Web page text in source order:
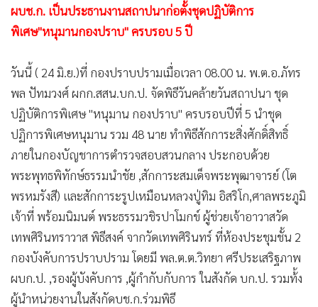
• จีน
• ชุมชน-คุณภาพชีวิต
• Motoring
• เกม
• วิทยาศาสตร์
• SMEs
• หุ้น
• อินโดจีน
• กองทุนรวม
• Celeb Online
Factcheck
ญี่ปุ่น
• News1
ผบช.ก. เป็นประธานงานสถาปนาก่อตั้งชุดปฏิบัติการ
พิเศษ"หนุมานกองปราบ" ครบรอบ 5 ปี
วันนี้ ( 24 มิ.ย.)ที่ กองปราบปรามเมื่อเวลา 08.00 น. พ.ต.อ.ภัทร
พล ปัทมวงศ์ ผกก.สสน.บก.ป. จัดพิธีวันคล้ายวันสถาปนา ชุด
ปฏิบัติการพิเศษ "หนุมาน กองปราบ" ครบรอบปีที่ 5 นำชุด
ปฏิการพิเศษหนุมาน รวม 48 นาย ทำพิธีสักการะสิ่งศักดิ์สิทธิ์
ภายในกองบัญชาการตำรวจสอบสวนกลาง ประกอบด้วย
พระพุทธพิทักษ์ธรรมนำชัย ,สักการะสมเด็จพระพุฒาจารย์ (โต
พรหมรังสี) และสักการะรูปเหมือนหลวงปู่ทิม อิสริโก,ศาลพระภูมิ
เจ้าที่ พร้อมนิมนต์ พระธรรมวชิรปาโมกข์ ผู้ช่วยเจ้าอาวาสวัด
เทพศิรินทราวาส พิธีสงค์ จากวัดเทพศิรินทร์ ที่ห้องประชุมชั้น 2
กองบังคับการปราบปราม โดยมี พล.ต.ต.วิทยา ศรีประเสริฐภาพ
ผบก.ป. ,รองผู้บังคับการ ,ผู้กำกับกับการ ในสังกัด บก.ป. รวมท้้ง
ผู้นำหน่วยงานในสังกัดบช.ก.ร่วมพิธี